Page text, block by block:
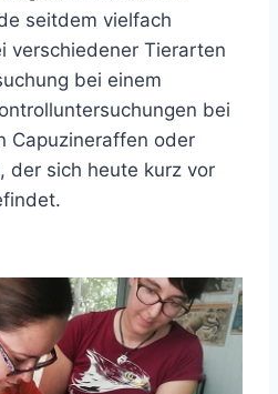
seitdem vielfach
verschiedener Tierarten
bei einem
bei
Capuzineraffen oder
der sich heute kurz vor